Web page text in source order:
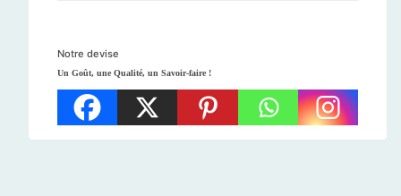
Notre devise
Un Goût, une Qualité, un Savoir-faire !